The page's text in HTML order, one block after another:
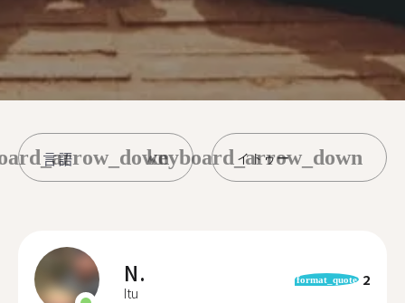
イトゥー
keyboard_arrow_down
N.
Itu
format_quote 2